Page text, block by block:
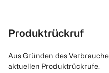
Produktrückruf
Aus Gründen des
aktuellen Produktrückrufe.